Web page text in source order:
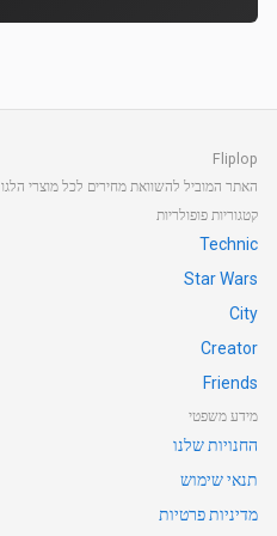
Fliplop
האתר המוביל להשוואת מחירים לכל מוצרי הלגו
קטגוריות פופולריות
Technic
Star Wars
City
Creator
Friends
מידע משפטי
החנויות שלנו
תנאי שימוש
מדיניות פרטיות